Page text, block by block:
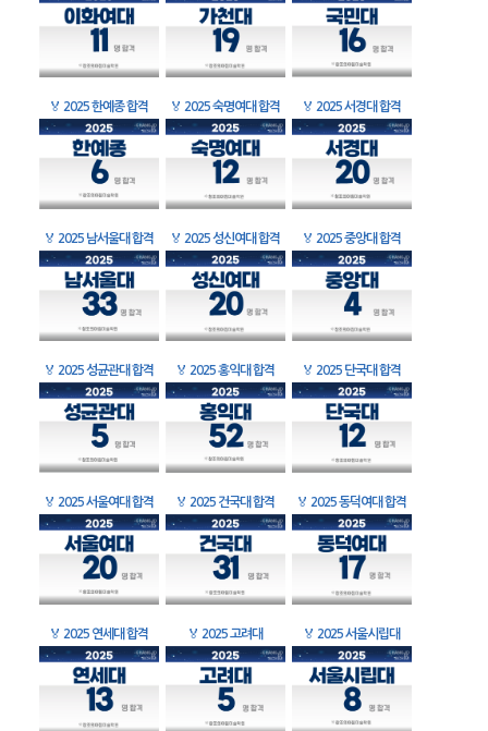
🏅 2025 한예종 합격 🏅 2025 숙명여대 합격 🏅 2025 서경대 합격
🏅 2025 남서울대 합격 🏅 2025 성신여대 합격 🏅 2025 중앙대 합격
🏅 2025 성균관대 합격 🏅 2025 홍익대 합격 🏅 2025 단국대 합격
🏅 2025 서울여대 합격 🏅 2025 건국대 합격 🏅 2025 동덕여대 합격
🏅 2025 연세대 합격 🏅 2025 고려대 🏅 2025 서울시립대